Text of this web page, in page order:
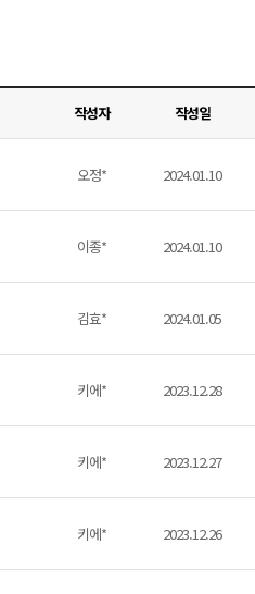
작성자 작성일
오정* 2024.01.10
이종* 2024.01.10
김효* 2024.01.05
키에* 2023.12.28
키에* 2023.12.27
키에* 2023.12.26